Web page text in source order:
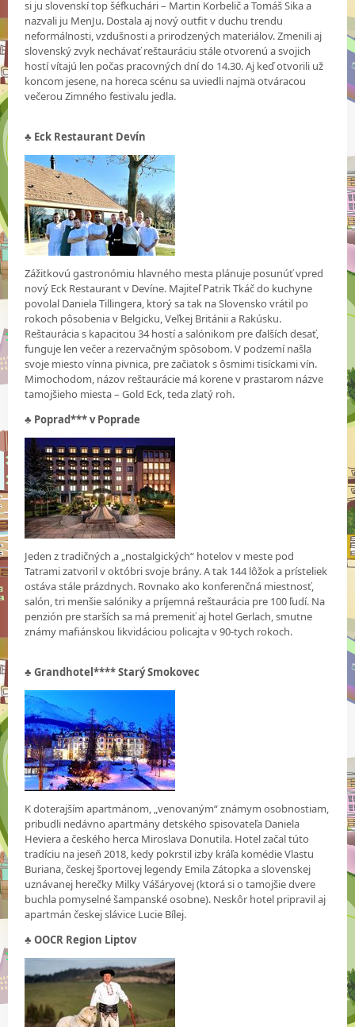
si ju slovenskí top šéfkuchári – Martin Korbelič a Tomáš Sika a
nazvali ju MenJu. Dostala aj nový outfit v duchu trendu
neformálnosti, vzdušnosti a prirodzených materiálov. Zmenili aj
slovenský zvyk nechávať reštauráciu stále otvorenú a svojich
hostí vítajú len počas pracovných dní do 14.30. Aj keď otvorili už
koncom jesene, na horeca scénu sa uviedli najmä otváracou
večerou Zimného festivalu jedla.
♣ Eck Restaurant Devín
Zážitkovú gastronómiu hlavného mesta plánuje posunúť vpred
nový Eck Restaurant v Devíne. Majiteľ Patrik Tkáč do kuchyne
povolal Daniela Tillingera, ktorý sa tak na Slovensko vrátil po
rokoch pôsobenia v Belgicku, Veľkej Británii a Rakúsku.
Reštaurácia s kapacitou 34 hostí a salónikom pre ďalších desať,
funguje len večer a rezervačným spôsobom. V podzemí našla
svoje miesto vínna pivnica, pre začiatok s ôsmimi tisíckami vín.
Mimochodom, názov reštaurácie má korene v prastarom názve
tamojšieho miesta – Gold Eck, teda zlatý roh.
♣ Poprad*** v Poprade
Jeden z tradičných a „nostalgických“ hotelov v meste pod
Tatrami zatvoril v októbri svoje brány. A tak 144 lôžok a prísteliek
ostáva stále prázdnych. Rovnako ako konferenčná miestnosť,
salón, tri menšie salóniky a príjemná reštaurácia pre 100 ľudí. Na
penzión pre starších sa má premeniť aj hotel Gerlach, smutne
známy mafiánskou likvidáciou policajta v 90-tych rokoch.
♣Grandhotel**** Starý Smokovec
K doterajším apartmánom, „venovaným“ známym osobnostiam,
pribudli nedávno apartmány detského spisovateľa Daniela
Heviera a českého herca Miroslava Donutila. Hotel začal túto
tradíciu na jeseň 2018, kedy pokrstil izby kráľa komédie Vlastu
Buriana, českej športovej legendy Emila Zátopka a slovenskej
uznávanej herečky Milky Vášáryovej (ktorá si o tamojšie dvere
buchla pomyselné šampanské osobne). Neskôr hotel pripravil aj
apartmán českej slávice Lucie Bílej.
♣ OOCR Region Liptov